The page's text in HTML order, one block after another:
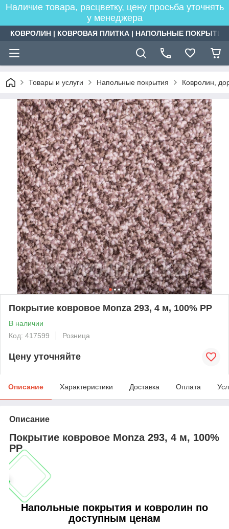
Наличие товара, расцветку, цену просьба уточнять
у менеджера
КОВРОЛИН | КОВРОВАЯ ПЛИТКА | НАПОЛЬНЫЕ
Товары и услуги Напольные покрытия Ковролин,
Покрытие ковровое Monza 293, 4 м, 100% PP
В наличии
Код: 417599
Розница
Цену уточняйте
Описание Характеристики Доставка Оплата
Описание
Покрытие ковровое Monza 293, 4 м, 100%
PP
Напольные покрытия и ковролин по
доступным ценам